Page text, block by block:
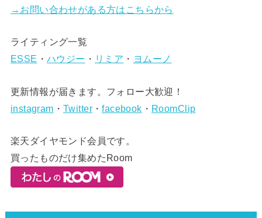
→お問い合わせがある方はこちらから
ライティング一覧
ESSE ・ ハウジー ・ リミア ・ ヨムーノ
更新情報が届きます。フォロー大歓迎！
instagram ・Twitter・facebook ・ RoomClip
楽天ダイヤモンド会員です。
買ったものだけ集めたRoom